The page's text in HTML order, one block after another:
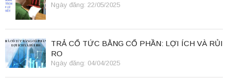
Ngày đăng: 22/05/2025
TRẢ CỔ TỨC BẰNG CỔ PHẦN: LỢI ÍCH VÀ RỦI
RO
Ngày đăng: 04/04/2025